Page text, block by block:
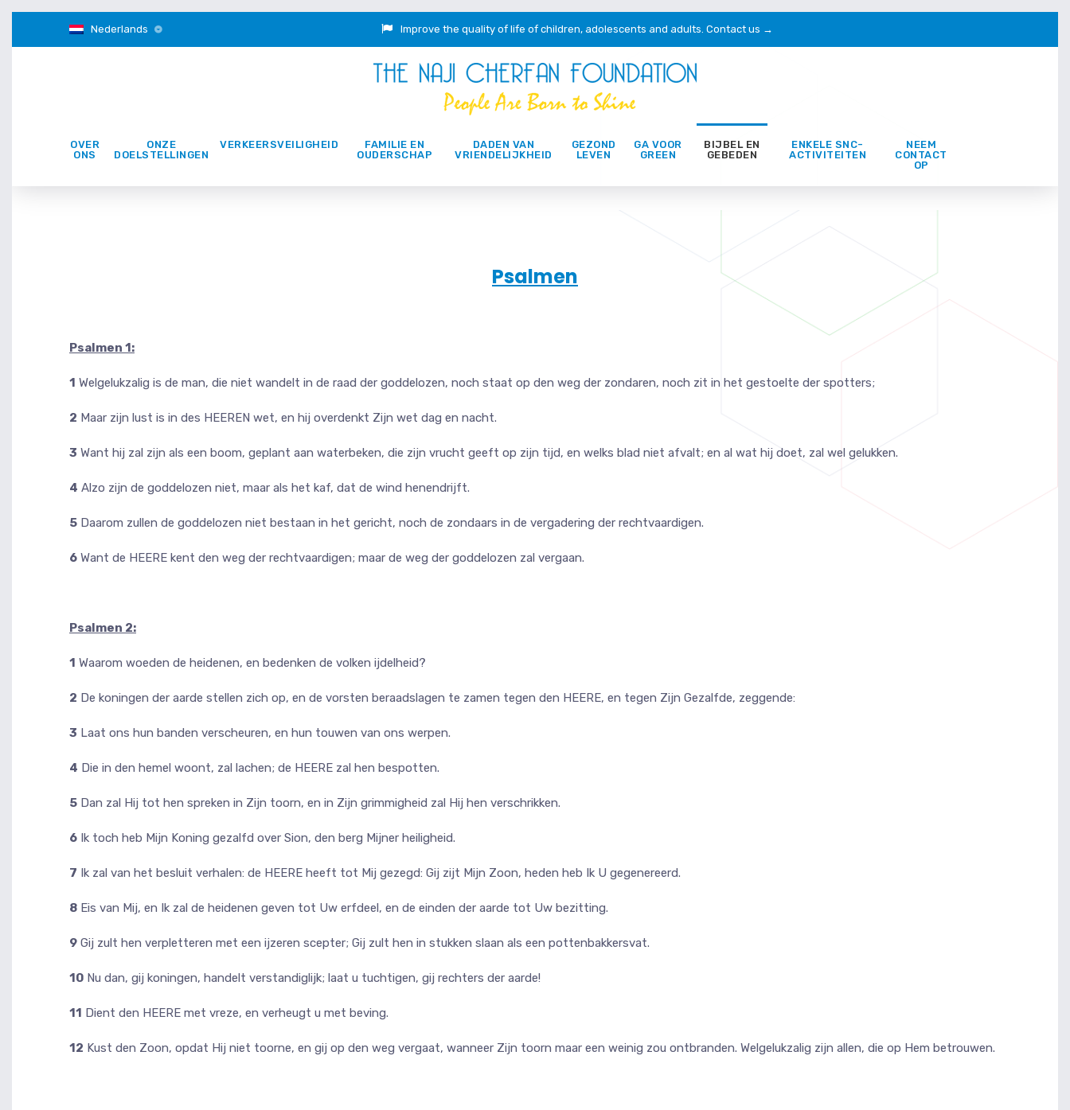
Nederlands Improve the quality of life of children, adolescents and adults.Contact us →
OVER
ONS
ONZE
DOELSTELLINGEN
VERKEERSVEILIGHEID
FAMILIE EN
OUDERSCHAP
DADEN VAN
VRIENDELIJKHEID
GEZOND
LEVEN
GA VOOR
GREEN
BIJBEL EN
GEBEDEN
ENKELE SNC-
ACTIVITEITEN
NEEM
CONTACT
OP
Psalmen
Psalmen 1:
1 Welgelukzalig is de man, die niet wandelt in de raad der goddelozen, noch staat op den weg der zondaren, noch zit in het gestoelte der spotters;
2 Maar zijn lust is in des HEEREN wet, en hij overdenkt Zijn wet dag en nacht.
3 Want hij zal zijn als een boom, geplant aan waterbeken, die zijn vrucht geeft op zijn tijd, en welks blad niet afvalt; en al wat hij doet, zal wel gelukken.
4 Alzo zijn de goddelozen niet, maar als het kaf, dat de wind henendrijft.
5 Daarom zullen de goddelozen niet bestaan in het gericht, noch de zondaars in de vergadering der rechtvaardigen.
6 Want de HEERE kent den weg der rechtvaardigen; maar de weg der goddelozen zal vergaan.
Psalmen 2:
1 Waarom woeden de heidenen, en bedenken de volken ijdelheid?
2 De koningen der aarde stellen zich op, en de vorsten beraadslagen te zamen tegen den HEERE, en tegen Zijn Gezalfde, zeggende:
3 Laat ons hun banden verscheuren, en hun touwen van ons werpen.
4 Die in den hemel woont, zal lachen; de HEERE zal hen bespotten.
5 Dan zal Hij tot hen spreken in Zijn toorn, en in Zijn grimmigheid zal Hij hen verschrikken.
6 Ik toch heb Mijn Koning gezalfd over Sion, den berg Mijner heiligheid.
7 Ik zal van het besluit verhalen: de HEERE heeft tot Mij gezegd: Gij zijt Mijn Zoon, heden heb Ik U gegenereerd.
8 Eis van Mij, en Ik zal de heidenen geven tot Uw erfdeel, en de einden der aarde tot Uw bezitting.
9 Gij zult hen verpletteren met een ijzeren scepter; Gij zult hen in stukken slaan als een pottenbakkersvat.
10 Nu dan, gij koningen, handelt verstandiglijk; laat u tuchtigen, gij rechters der aarde!
11 Dient den HEERE met vreze, en verheugt u met beving.
12 Kust den Zoon, opdat Hij niet toorne, en gij op den weg vergaat, wanneer Zijn toorn maar een weinig zou ontbranden. Welgelukzalig zijn allen, die op Hem betrouwen.